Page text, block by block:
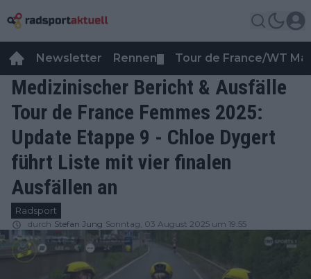
Newsletter Rennen Tour de France/WT
Medizinischer Bericht & Ausfälle
Tour de France Femmes 2025:
Update Etappe 9 - Chloe Dygert
führt Liste mit vier finalen
Ausfällen an
Radsport
durch Stefan Jung Sonntag, 03 August 2025 um 19:55